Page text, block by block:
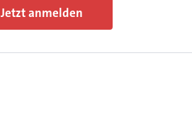
Jetzt anmelden